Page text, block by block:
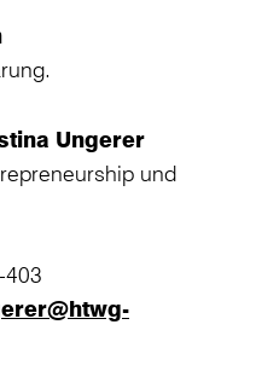
Ungerer
und